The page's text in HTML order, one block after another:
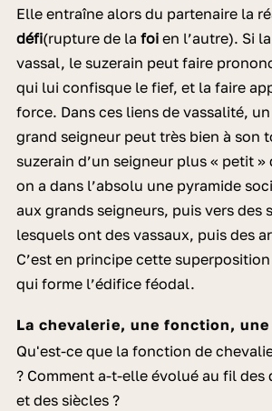
Elle entraîne alors du partenaire la
défi(rupture de la foien l’autre). Si
vassal, le suzerain peut faire
qui lui confisque le fief, et la faire
force. Dans ces liens de vassalité, un
grand seigneur peut très bien à son
suzerain d’un seigneur plus « petit
on a dans l’absolu une pyramide
aux grands seigneurs, puis vers des
lesquels ont des vassaux, puis des
C’est en principe cette
qui forme l’édifice féodal.
La chevalerie, une fonction,
Qu'est-ce que la fonction de
? Comment a-t-elle évolué au fil des
et des siècles ?